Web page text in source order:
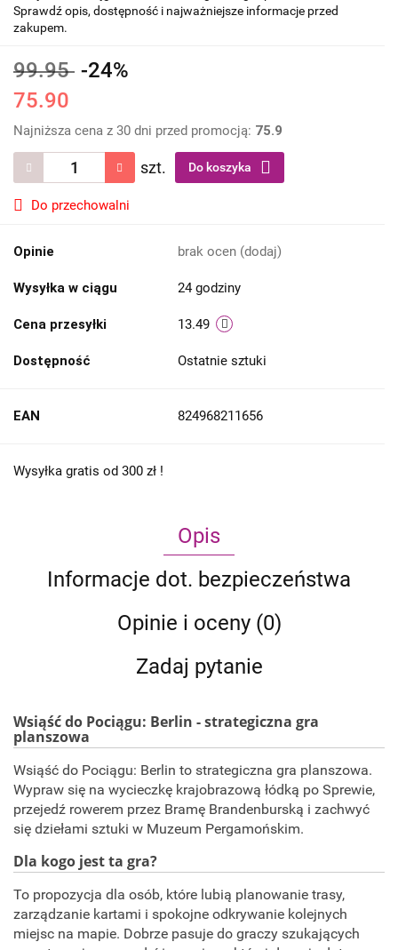
Sprawdź opis, dostępność i najważniejsze informacje przed
zakupem.
99.95 -24%
75.90
Najniższa cena z 30 dni przed promocją: 75.9
szt. Do koszyka
Do przechowalni
Opinie brak ocen (dodaj)
Wysyłka w ciągu 24 godziny
Cena przesyłki 13.49
Dostępność Ostatnie sztuki
EAN 824968211656
Wysyłka gratis od 300 zł !
Opis
Informacje dot. bezpieczeństwa
Opinie i oceny (0)
Zadaj pytanie
Wsiąść do Pociągu: Berlin - strategiczna gra
planszowa
Wsiąść do Pociągu: Berlin to strategiczna gra planszowa.
Wypraw się na wycieczkę krajobrazową łódką po Sprewie,
przejedź rowerem przez Bramę Brandenburską i zachwyć
się dziełami sztuki w Muzeum Pergamońskim.
Dla kogo jest ta gra?
To propozycja dla osób, które lubią planowanie trasy,
zarządzanie kartami i spokojne odkrywanie kolejnych
miejsc na mapie. Dobrze pasuje do graczy szukających